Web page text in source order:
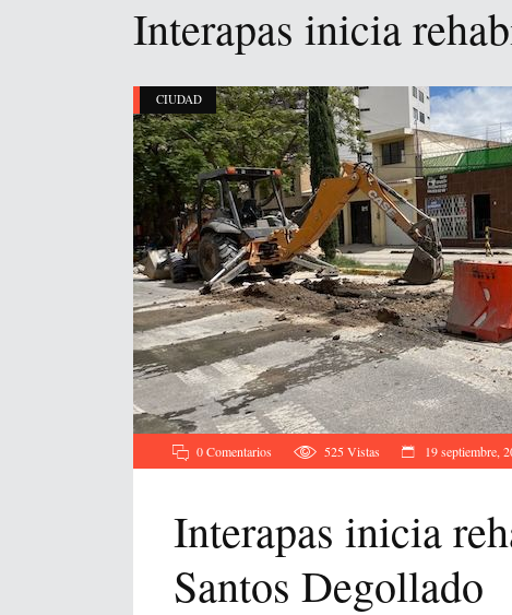
Interapas inicia
CIUDAD
0 Comentarios 525Vistas 19 septiembre,
Interapas inicia
Santos Degollado